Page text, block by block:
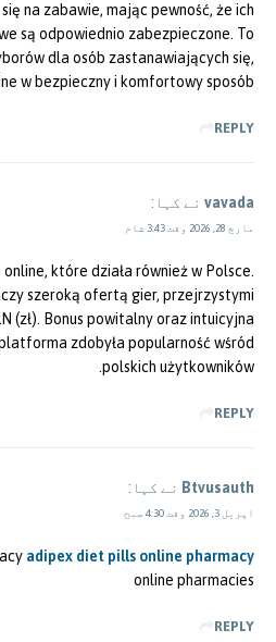
na zabawie, mając pewność, że ich
są odpowiednio zabezpieczone. To
dla osób zastanawiających się,
w bezpieczny i komfortowy sposób.
REPLY
vavada نے کہا:
مارچ 28, 2026 وقت 3:43 شام
które działa również w Polsce.
szeroką ofertą gier, przejrzystymi
(zł). Bonus powitalny oraz intuicyjna
zdobyła popularność wśród
polskich użytkowników.
REPLY
Btvusauth نے کہا:
اپریل 3, 2026 وقت 4:30 صبح
adipex diet pills online pharmacy
online pharmacies
REPLY